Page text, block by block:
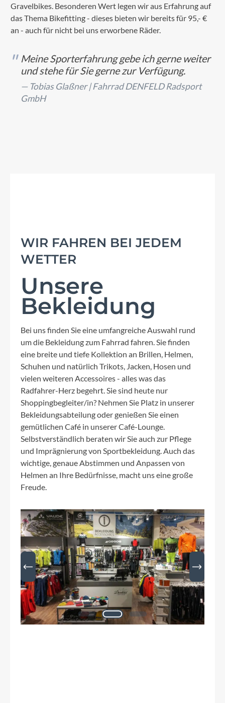
Gravelbikes. Besonderen Wert legen wir aus Erfahrung auf
das Thema Bikefitting - dieses bieten wir bereits für 95,- €
an - auch für nicht bei uns erworbene Räder.
Meine Sporterfahrung gebe ich gerne weiter
und stehe für Sie gerne zur Verfügung.
Tobias Glaßner |Fahrrad DENFELD Radsport
GmbH
WIR FAHREN BEI JEDEM
WETTER
Unsere
Bekleidung
Bei uns finden Sie eine umfangreiche Auswahl rund
um die Bekleidung zum Fahrrad fahren. Sie finden
eine breite und tiefe Kollektion an Brillen, Helmen,
Schuhen und natürlich Trikots, Jacken, Hosen und
vielen weiteren Accessoires - alles was das
Radfahrer-Herz begehrt. Sie sind heute nur
Shoppingbegleiter/in? Nehmen Sie Platz in unserer
Bekleidungsabteilung oder genießen Sie einen
gemütlichen Café in unserer Café-Lounge.
Selbstverständlich beraten wir Sie auch zur Pflege
und Imprägnierung von Sportbekleidung. Auch das
wichtige, genaue Abstimmen und Anpassen von
Helmen an Ihre Bedürfnisse, macht uns eine große
Freude.
Bildergalerie überspringen